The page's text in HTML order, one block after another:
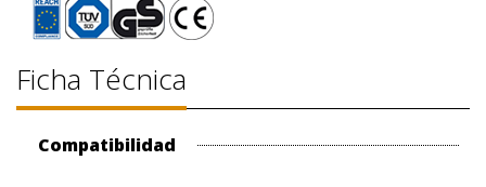
Ficha Técnica
Compatibilidad